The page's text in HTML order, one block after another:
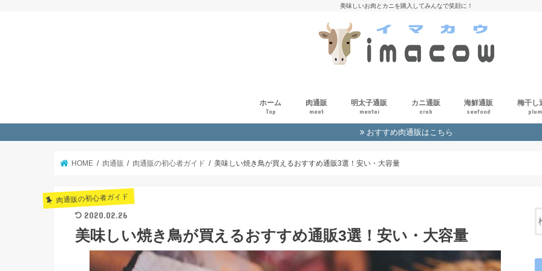
美味しいお肉とカニを購入してみんなで笑顔に！
ホーム
Top
肉通販
meat
肉通販の初心者ガイド
明太子通販
mentai
カニ通販
crab
海鮮通販
seafood
梅干し
plum
おすすめ肉通販はこちら
HOME 肉通販 肉通販の初心者ガイド 美味しい焼き鳥が買えるおすすめ通販3選！安い・大容量
肉通販の初心者ガイド
2020.02.26
美味しい焼き鳥が買えるおすすめ通販3選！安い・大容量